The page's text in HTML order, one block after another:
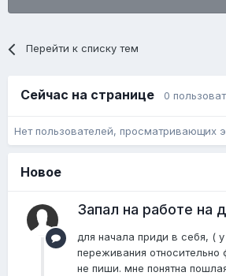
Перейти к списку тем
Сейчас на странице 0
Нет пользователей, просматривающих
Новое
Запал на работе на
для начала приди в себя, (
переживания относительно
не пиши. мне понятна